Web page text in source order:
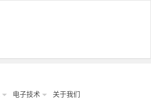
电子技术 关于我们